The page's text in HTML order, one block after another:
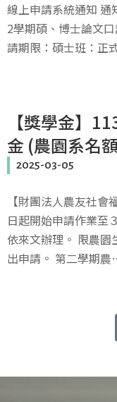
線上申請系統通知 通
2學期碩、博士論文
請期限：碩士班：正
【獎學金】
金 (農園系名
2025-03-05
【財團法人農友社
日起開始申請作業至
依來文辦理。 限農
出申請。 第二學期